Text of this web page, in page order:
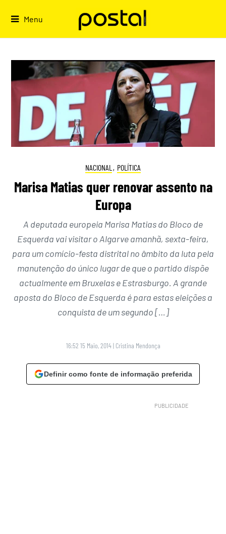
Menu
NACIONAL , POLÍTICA
Marisa Matias quer renovar assento na
Europa
A deputada europeia Marisa Matias do Bloco de
Esquerda vai visitar o Algarve amanhã, sexta-feira,
para um comício-festa distrital no âmbito da luta pela
manutenção do único lugar de que o partido dispõe
actualmente em Bruxelas e Estrasburgo. A grande
aposta do Bloco de Esquerda é para estas eleições a
conquista de um segundo […]
16:52 15 Maio, 2014 | Cristina Mendonça
Definir como fonte de informação preferida